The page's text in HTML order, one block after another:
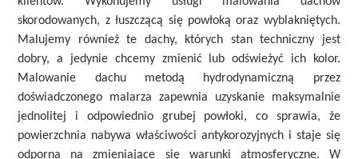
skorodowanych, z łuszczącą się powłoką oraz wyblakniętych.
Malujemy również te dachy, których stan techniczny jest
dobry, a jedynie chcemy zmienić lub odświeżyć ich kolor.
Malowanie dachu metodą hydrodynamiczną przez
doświadczonego malarza zapewnia uzyskanie maksymalnie
jednolitej i odpowiednio grubej powłoki, co sprawia, że
powierzchnia nabywa właściwości antykorozyjnych i staje się
odporna na zmieniające się warunki atmosferyczne. W